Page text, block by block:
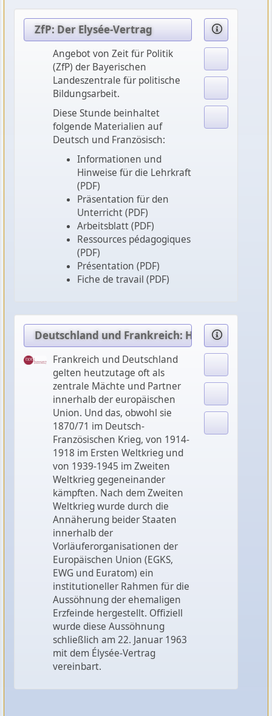
ZfP: Der Elysée-Vertrag
Angebot von Zeit für Politik
(ZfP) der Bayerischen
Landeszentrale für politische
Bildungsarbeit.
Diese Stunde beinhaltet
folgende Materialien auf
Deutsch und Französisch:
Informationen und
Hinweise für die Lehrkraft
(PDF)
Präsentation für den
Unterricht (PDF)
Arbeitsblatt (PDF)
Ressources pédagogiques
(PDF)
Présentation (PDF)
Fiche de travail (PDF)
Deutschland und Frankreich: Historischer
Frankreich und Deutschland
gelten heutzutage oft als
zentrale Mächte und Partner
innerhalb der europäischen
Union. Und das, obwohl sie
1870/71 im Deutsch-
Französischen Krieg, von 1914-
1918 im Ersten Weltkrieg und
von 1939-1945 im Zweiten
Weltkrieg gegeneinander
kämpften. Nach dem Zweiten
Weltkrieg wurde durch die
Annäherung beider Staaten
innerhalb der
Vorläuferorganisationen der
Europäischen Union (EGKS,
EWG und Euratom) ein
institutioneller Rahmen für die
Aussöhnung der ehemaligen
Erzfeinde hergestellt. Offiziell
wurde diese Aussöhnung
schließlich am 22. Januar 1963
mit dem Élysée-Vertrag
vereinbart.